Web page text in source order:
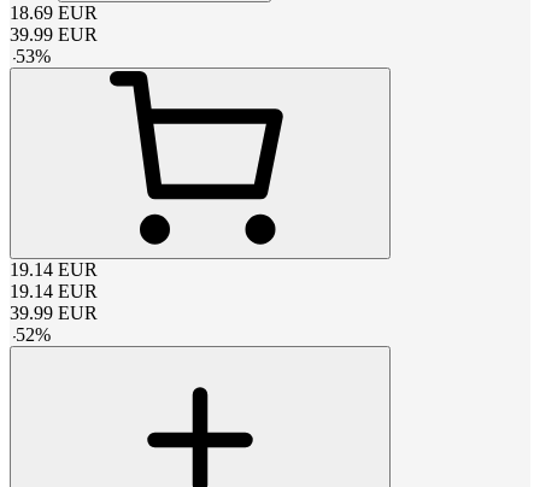
18.69 EUR
39.99 EUR
-53%
19.14 EUR
19.14 EUR
39.99 EUR
-52%